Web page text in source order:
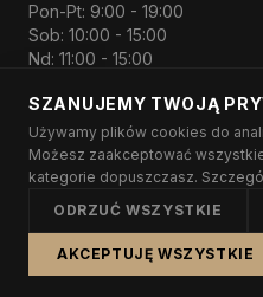
Pon-Pt: 9:00 - 19:00
Sob: 10:00 - 15:00
Nd: 11:00 - 15:00
©2026Cars Collection.
SZANUJEMY TWOJĄ
Używamy plików cookies do
Możesz zaakceptować
kategorie dopuszczasz.
ODRZUĆ WSZYSTKIE
AKCEPTUJĘ WSZYSTKIE